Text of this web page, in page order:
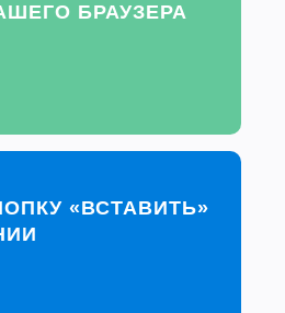
БРАУЗЕРА
«ВСТАВИТЬ»